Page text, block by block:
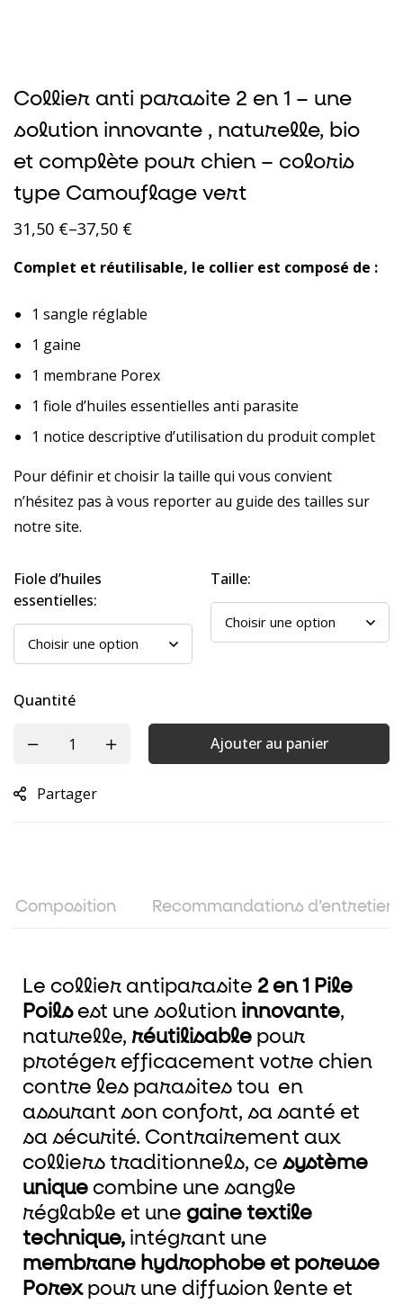
Collier anti parasite 2 en 1 – une
solution innovante , naturelle, bio
et complète pour chien – coloris
type Camouflage vert
31,50 €–37,50 €
Complet et réutilisable, le collier est composé de :
1 sangle réglable
1 gaine
1 membrane Porex
1 fiole d’huiles essentielles anti parasite
1 notice descriptive d’utilisation du produit complet
Pour définir et choisir la taille qui vous convient
n’hésitez pas à vous reporterau guide des tailles sur
notre site.
Fiole d’huiles
essentielles:
Taille:
Quantité
Ajouter au panier
Partager
Composition Recommandations d’entretien
Le collier antiparasite 2 en 1 Pile
Poilsest une solution innovante,
naturelle, réutilisable pour
protéger efficacement votre chien
contre les parasites tou en
assurant son confort, sa santé et
sa sécurité. Contrairement aux
colliers traditionnels, ce système
unique combine une sangle
réglable et une gaine textile
technique, intégrant une
membrane hydrophobe et poreuse
Porexpour une diffusion lente et